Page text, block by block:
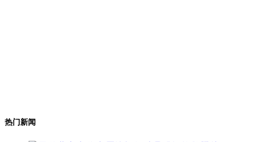
热门新闻